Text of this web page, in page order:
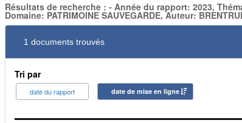
Résultats de recherche : - Année du rapport: 2023,
Domaine: PATRIMOINE SAUVEGARDE, Auteur:
1 documents trouvés
Tri par
date du rapport date de mise en ligne